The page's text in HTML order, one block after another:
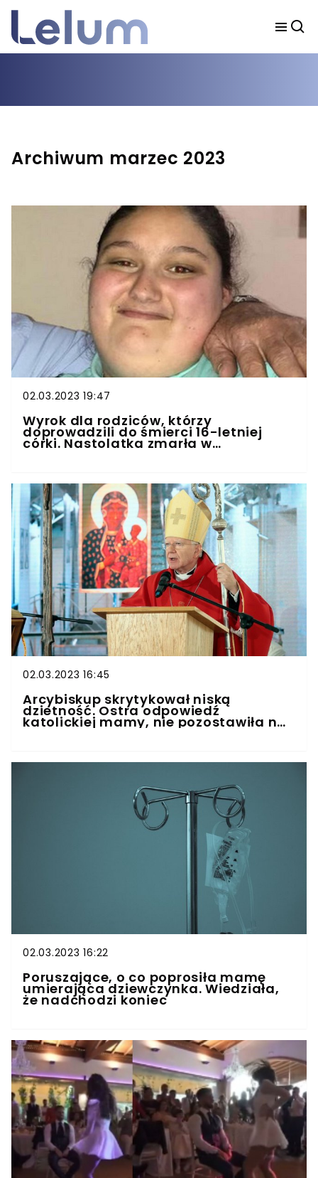
Archiwum marzec 2023
02.03.2023 19:47
Wyrok dla rodziców, którzy
doprowadzili do śmierci 16-letniej
córki. Nastolatka zmarła w
02.03.2023 16:45
Arcybiskup skrytykował niską
dzietność. Ostra odpowiedź
katolickiej mamy, nie pozostawiła na
nim suchej nitki
02.03.2023 16:22
Poruszające, o co poprosiła mamę
umierająca dziewczynka. Wiedziała,
że nadchodzi koniec